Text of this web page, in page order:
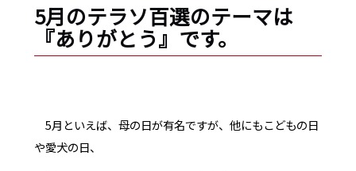
5月のテラソ百選のテーマは
『ありがとう』です。
5月といえば、母の日が有名ですが、他にもこどもの日
や愛犬の日、